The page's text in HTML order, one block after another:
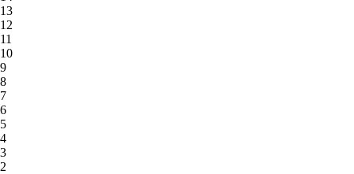
13
12
11
10
9
8
7
6
5
4
3
2